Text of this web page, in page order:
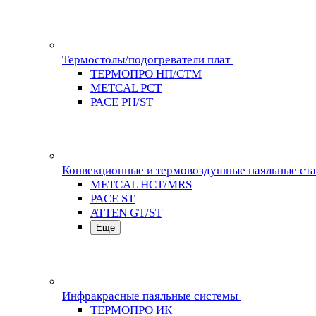
Термостолы/подогреватели плат
ТЕРМОПРО НП/СТМ
METCAL PCT
PACE PH/ST
Конвекционные и термовоздушные паяльные
METCAL HCT/MRS
PACE ST
ATTEN GT/ST
Еще
Инфракрасные паяльные системы
ТЕРМОПРО ИК